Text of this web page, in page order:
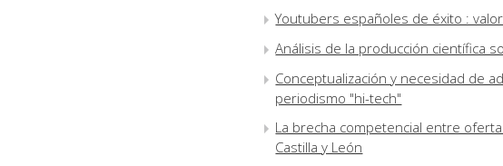
Youtubers españoles de éxito :
Análisis de la producción científica
Conceptualización y necesidad de
periodismo "hi-tech"
La brecha competencial entre
Castilla y León